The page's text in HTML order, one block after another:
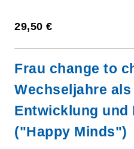
29,50 €
Frau change to
Wechseljahre
Entwicklung und
("Happy Minds")